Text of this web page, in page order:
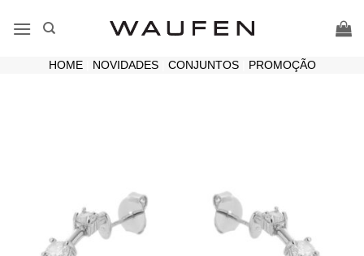
HOME| NOVIDADES| CONJUNTOS| PROMOÇÃO